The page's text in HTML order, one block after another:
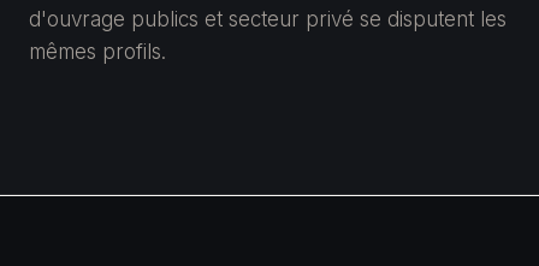
d'ouvrage publics et secteur privé se disputent les
mêmes profils.